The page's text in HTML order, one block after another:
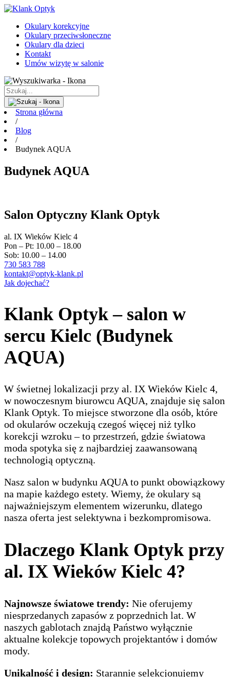
Okulary korekcyjne
Okulary przeciwsłoneczne
Okulary dla dzieci
Kontakt
Umów wizytę w salonie
Strona główna
/
Blog
/
Budynek AQUA
Budynek AQUA
Salon Optyczny Klank Optyk
al. IX Wieków Kielc 4
Pon – Pt: 10.00 – 18.00
Sob: 10.00 – 14.00
730 583 788
kontakt@optyk-klank.pl
Jak dojechać?
Klank Optyk – salon w
sercu Kielc (Budynek
AQUA)
W świetnej lokalizacji przy al. IX Wieków Kielc 4,
w nowoczesnym biurowcu AQUA, znajduje się salon
Klank Optyk. To miejsce stworzone dla osób, które
od okularów oczekują czegoś więcej niż tylko
korekcji wzroku – to przestrzeń, gdzie światowa
moda spotyka się z najbardziej zaawansowaną
technologią optyczną.
Nasz salon w budynku AQUA to punkt obowiązkowy
na mapie każdego estety. Wiemy, że okulary są
najważniejszym elementem wizerunku, dlatego
nasza oferta jest selektywna i bezkompromisowa.
Dlaczego Klank Optyk przy
al. IX Wieków Kielc 4?
Najnowsze światowe trendy: Nie oferujemy
niesprzedanych zapasów z poprzednich lat. W
naszych gablotach znajdą Państwo wyłącznie
aktualne kolekcje topowych projektantów i domów
mody.
Unikalność i design: Starannie selekcjonujemy